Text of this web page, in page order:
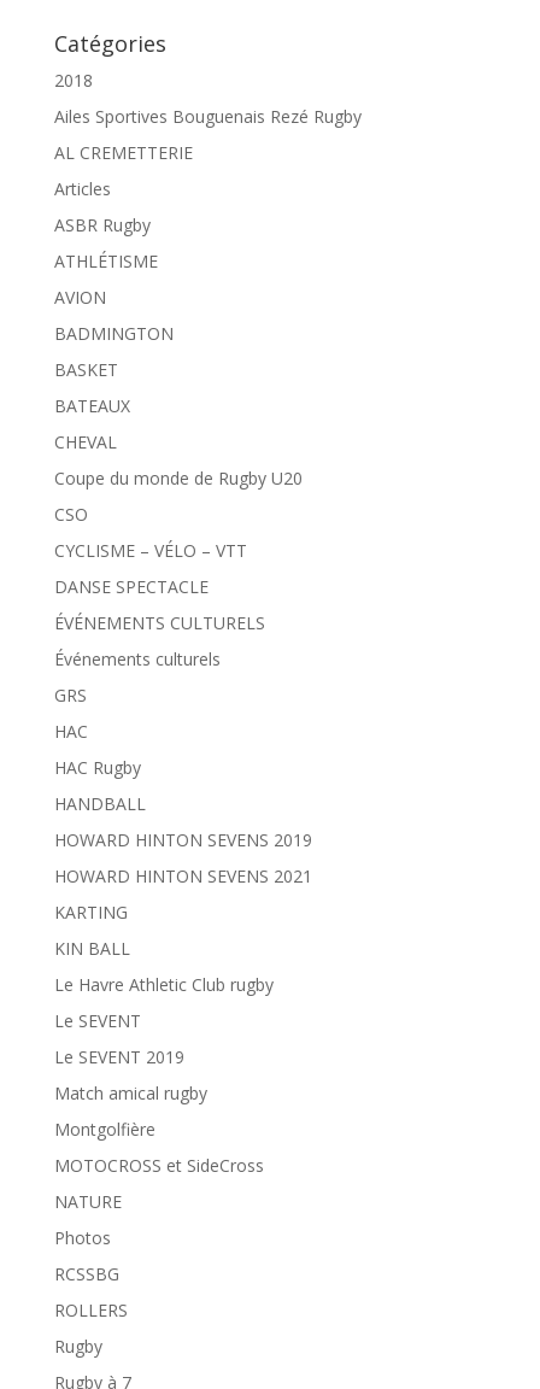
Catégories
2018
Ailes Sportives Bouguenais Rezé Rugby
AL CREMETTERIE
Articles
ASBR Rugby
ATHLÉTISME
AVION
BADMINGTON
BASKET
BATEAUX
CHEVAL
Coupe du monde de Rugby U20
CSO
CYCLISME – VÉLO – VTT
DANSE SPECTACLE
ÉVÉNEMENTS CULTURELS
Événements culturels
GRS
HAC
HAC Rugby
HANDBALL
HOWARD HINTON SEVENS 2019
HOWARD HINTON SEVENS 2021
KARTING
KIN BALL
Le Havre Athletic Club rugby
Le SEVENT
Le SEVENT 2019
Match amical rugby
Montgolfière
MOTOCROSS et SideCross
NATURE
Photos
RCSSBG
ROLLERS
Rugby
Rugby à 7